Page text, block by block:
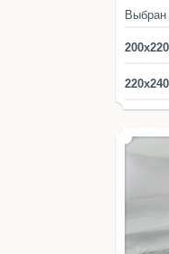
Выбран
200x220
220x240